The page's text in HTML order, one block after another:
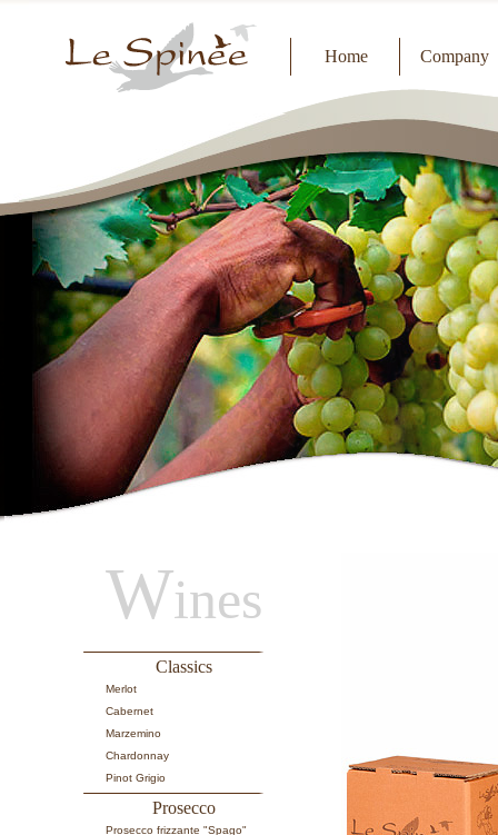
Home Company
Wines
Classics
Merlot
Cabernet
Marzemino
Chardonnay
Pinot Grigio
Prosecco
Prosecco frizzante "Spago"